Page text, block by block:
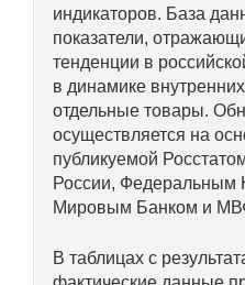
Редакционная
Информация
Общие
Стандарты
индикаторов. База
показатели,
тенденции в
в динамике
отдельные товары.
осуществляется на
публикуемой
России, Федеральным
Мировым Банком и
В таблицах с